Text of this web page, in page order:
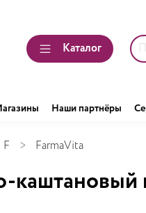
Каталог
Наши партнёры
F FarmaVita